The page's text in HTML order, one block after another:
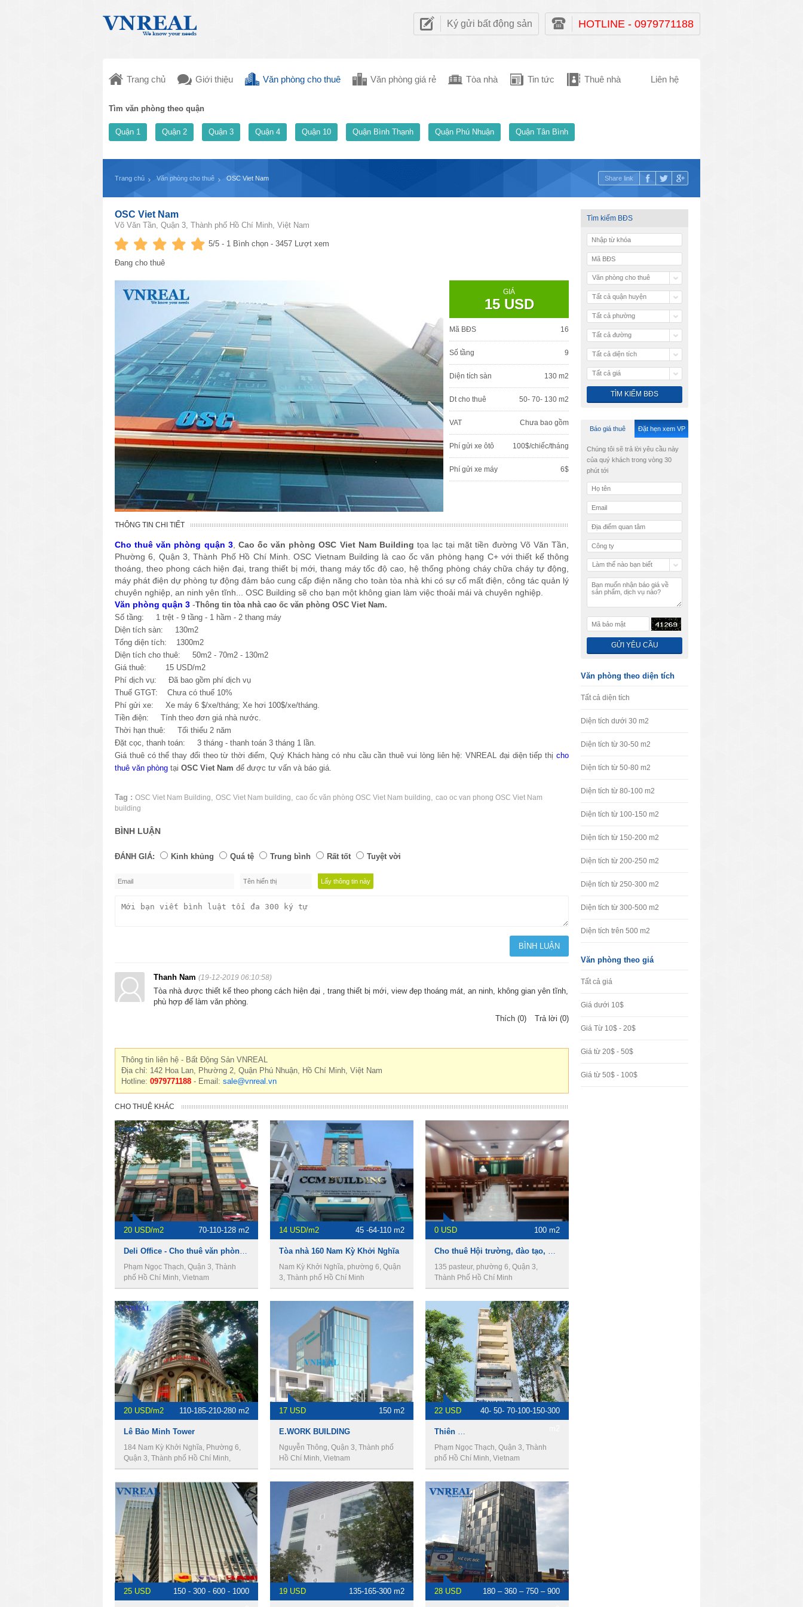
Ký gửi bất động sản HOTLINE - 0979771188
Trang chủ Giới thiệu Văn phòng cho thuê Văn phòng giá rẻ Tòa nhà Tin tức Thuê nhà Liên hệ
Tìm văn phòng theo quận
Quận 1 Quận 2 Quận 3 Quận 4 Quận 10 Quận Bình Thạnh Quận Phú Nhuận Quận Tân Bình
Trang chủ Văn phòng cho thuê OSC Viet Nam Share link
OSC Viet Nam
Võ Văn Tần, Quận 3, Thành phố Hồ Chí Minh, Việt Nam
5/5 - 1 Bình chọn - 3457 Lượt xem
Đang cho thuê
GIÁ
15 USD
Mã BĐS 16
Số tầng 9
Diện tích sàn 130 m2
Dt cho thuê 50- 70- 130 m2
VAT Chưa bao gồm
Phí gửi xe ôtô 100$/chiếc/tháng
Phí gửi xe máy 6$
THÔNG TIN CHI TIẾT
Cho thuê văn phòng quận 3, Cao ốc văn phòng OSC Viet Nam Building tọa lạc tại mặt tiền đường Võ Văn Tần,
Phường 6, Quận 3, Thành Phố Hồ Chí Minh. OSC Vietnam Building là cao ốc văn phòng hạng C+ với thiết kế thông
thoáng, theo phong cách hiện đại, trang thiết bị mới, thang máy tốc độ cao, hệ thống phòng cháy chữa cháy tự động,
máy phát điện dự phòng tự động đảm bảo cung cấp điện năng cho toàn tòa nhà khi có sự cố mất điện, công tác quản lý
chuyên nghiệp, an ninh yên tĩnh... OSC Building sẽ cho bạn một không gian làm việc thoải mái và chuyên nghiệp.
Văn phòng quận 3 -Thông tin tòa nhà cao ốc văn phòng OSC Viet Nam.
Số tầng: 1 trệt - 9 tầng - 1 hầm - 2 thang máy
Diện tích sàn: 130m2
Tổng diện tích: 1300m2
Diện tích cho thuê: 50m2 - 70m2 - 130m2
Giá thuê: 15 USD/m2
Phí dịch vụ: Đã bao gồm phí dịch vụ
Thuế GTGT: Chưa có thuế 10%
Phí gửi xe: Xe máy 6 $/xe/tháng; Xe hơi 100$/xe/tháng.
Tiền điện: Tính theo đơn giá nhà nước.
Thời hạn thuê: Tối thiểu 2 năm
Đặt cọc, thanh toán: 3 tháng - thanh toán 3 tháng 1 lần.
Giá thuê có thể thay đổi theo từ thời điểm, Quý Khách hàng có nhu cầu cần thuê vui lòng liên hệ: VNREAL đại diện tiếp thị cho
thuê văn phòng tại OSC Viet Nam để được tư vấn và báo giá.
Tag : OSC Viet Nam Building OSC Viet Nam building cao ốc văn phòng OSC Viet Nam building
cao oc van phong OSC Viet Nam
building
BÌNH LUẬN
ĐÁNH GIÁ: Kinh khủng Quá tệ Trung bình Rất tốt Tuyệt vời
Thanh Nam (19-12-2019 06:10:58)
Tòa nhà được thiết kế theo phong cách hiện đại , trang thiết bị mới, view đẹp thoáng mát, an ninh, không gian yên tĩnh,
phù hợp để làm văn phòng.
Thích (0)
Trả lời (0)
Thông tin liên hệ - Bất Động Sản VNREAL
Địa chỉ: 142 Hoa Lan, Phường 2, Quận Phú Nhuận, Hồ Chí Minh, Việt Nam
Hotline: 0979771188 - Email: sale@vnreal.vn
CHO THUÊ KHÁC
20 USD/m2 70-110-128 m2
Phạm Ngọc Thạch, Quận 3, Thành
phố Hồ Chí Minh, Vietnam
14 USD/m2 45 -64-110 m2
Tòa nhà 160 Nam Kỳ Khởi Nghĩa
Nam Kỳ Khởi Nghĩa, phường 6, Quận
3, Thành phố Hồ Chí Minh
0 USD 100 m2
135 pasteur, phường 6, Quận 3,
Thành Phố Hồ Chí Minh
20 USD/m2 110-185-210-280 m2
Lê Bảo Minh Tower
184 Nam Kỳ Khởi Nghĩa, Phường 6,
Quận 3, Thành phố Hồ Chí Minh,
Vietnam
17 USD 150 m2
E.WORK BUILDING
Nguyễn Thông, Quận 3, Thành phố
Hồ Chí Minh, Vietnam
22 USD
40- 50- 70-100-150-300
Phạm Ngọc Thạch, Quận 3, Thành
phố Hồ Chí Minh, Vietnam
25 USD
150 - 300 - 600 - 1000
19 USD 135-165-300 m2 28 USD
180 – 360 – 750 – 900
Tìm kiếm BĐS
Văn phòng cho thuê
Tất cả quận huyện
Tất cả phường
Tất cả đường
Tất cả diện tích
Tất cả giá
Báo giá thuê Đặt hẹn xem VP
Chúng tôi sẽ trả lời yêu cầu này
của quý khách trong vòng 30
phút tới
Làm thế nào bạn biết
Văn phòng theo diện tích
Tất cả diện tích
Diện tích dưới 30 m2
Diện tích từ 30-50 m2
Diện tích từ 50-80 m2
Diện tích từ 80-100 m2
Diện tích từ 100-150 m2
Diện tích từ 150-200 m2
Diện tích từ 200-250 m2
Diện tích từ 250-300 m2
Diện tích từ 300-500 m2
Diện tích trên 500 m2
Văn phòng theo giá
Tất cả giá
Giá dưới 10$
Giá Từ 10$ - 20$
Giá từ 20$ - 50$
Giá từ 50$ - 100$